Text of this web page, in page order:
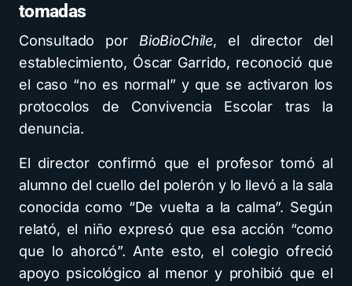
tomadas
Consultado por BioBioChile, el director del
establecimiento, Óscar Garrido, reconoció que
el caso “no es normal” y que se activaron los
protocolos de Convivencia Escolar tras la
denuncia.
El director confirmó que el profesor tomó al
alumno del cuello del polerón y lo llevó a la sala
conocida como “De vuelta a la calma”. Según
relató, el niño expresó que esa acción “como
que lo ahorcó”. Ante esto, el colegio ofreció
apoyo psicológico al menor y prohibió que el